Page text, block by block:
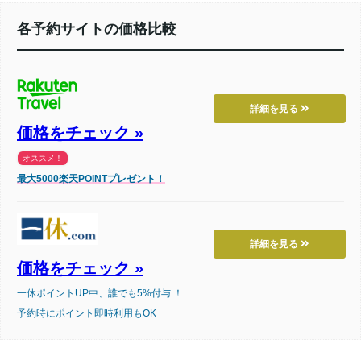
各予約サイトの価格比較
詳細を見る
価格をチェック »
オススメ！
最大5000楽天POINTプレゼント！
詳細を見る
価格をチェック »
一休ポイントUP中、誰でも5%付与 ！
予約時にポイント即時利用もOK